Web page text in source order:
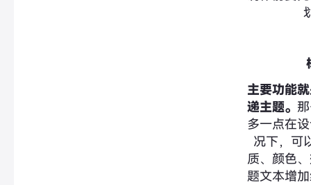
主要功能
递主题。
多一点在
况下，可
质、颜色
题文本增